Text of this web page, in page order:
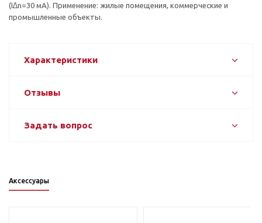
(I∆n=30 мА). Применение: жилые помещения, коммерческие и
промышленные объекты.
Характеристики
Отзывы
Задать вопрос
Аксессуары